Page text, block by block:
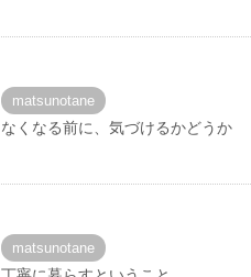
matsunotane
なくなる前に、気づけるかどうか
matsunotane